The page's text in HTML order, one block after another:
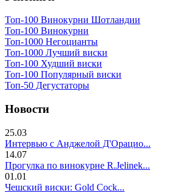
Топ-100 Винокурни Шотландии
Топ-100 Винокурни
Топ-1000 Негоцианты
Топ-1000 Лучший виски
Топ-100 Худший виски
Топ-100 Популярный виски
Топ-50 Дегустаторы
Новости
25.03
Интервью с Анджелой Д'Орацио...
14.07
Прогулка по винокурне R.Jelinek...
01.01
Чешский виски: Gold Cock...